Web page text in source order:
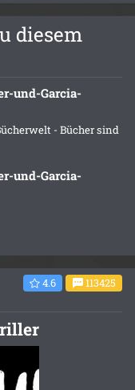
diesem
und-Garcia-
- Bücher sind
und-Garcia-
4.6 113425